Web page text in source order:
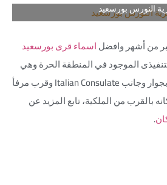
النورس بورسعيد
من أشهر وافضلاسماء قرى بورسعيد
الموجود في المنطقة الحرة وهي
ايضا تتميز ايضاً بانها توجد بجوار وجانب Italian Consulate وقرب مرفأ
بالقرب من الملكية، تابع المزيد عن
.